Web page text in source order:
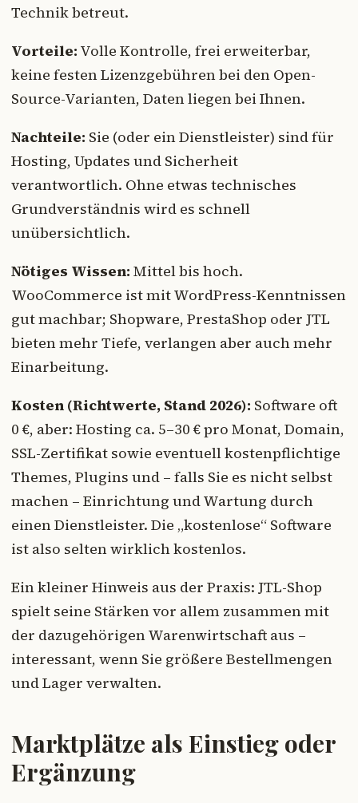
Technik betreut.
Vorteile: Volle Kontrolle, frei erweiterbar,
keine festen Lizenzgebühren bei den Open-
Source-Varianten, Daten liegen bei Ihnen.
Nachteile: Sie (oder ein Dienstleister) sind für
Hosting, Updates und Sicherheit
verantwortlich. Ohne etwas technisches
Grundverständnis wird es schnell
unübersichtlich.
Nötiges Wissen: Mittel bis hoch.
WooCommerce ist mit WordPress-Kenntnissen
gut machbar; Shopware, PrestaShop oder JTL
bieten mehr Tiefe, verlangen aber auch mehr
Einarbeitung.
Kosten (Richtwerte, Stand 2026): Software oft
0 €, aber: Hosting ca. 5–30 € pro Monat, Domain,
SSL-Zertifikat sowie eventuell kostenpflichtige
Themes, Plugins und – falls Sie es nicht selbst
machen – Einrichtung und Wartung durch
einen Dienstleister. Die „kostenlose“ Software
ist also selten wirklich kostenlos.
Ein kleiner Hinweis aus der Praxis: JTL-Shop
spielt seine Stärken vor allem zusammen mit
der dazugehörigen Warenwirtschaft aus –
interessant, wenn Sie größere Bestellmengen
und Lager verwalten.
Marktplätze als Einstieg oder
Ergänzung